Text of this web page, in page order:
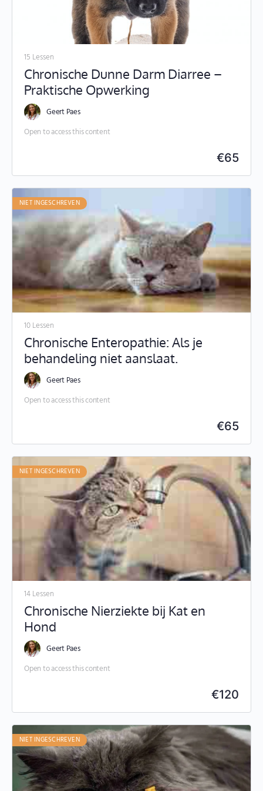
15 Lessen
Chronische Dunne Darm Diarree –
Praktische Opwerking
Geert Paes
Open to access this content
€65
NIET INGESCHREVEN
10 Lessen
Chronische Enteropathie: Als je
behandeling niet aanslaat.
Geert Paes
Open to access this content
€65
NIET INGESCHREVEN
14 Lessen
Chronische Nierziekte bij Kat en
Hond
Geert Paes
Open to access this content
€120
NIET INGESCHREVEN